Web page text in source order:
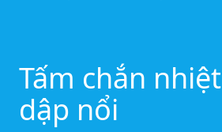
Tấm chắn
dập nổi